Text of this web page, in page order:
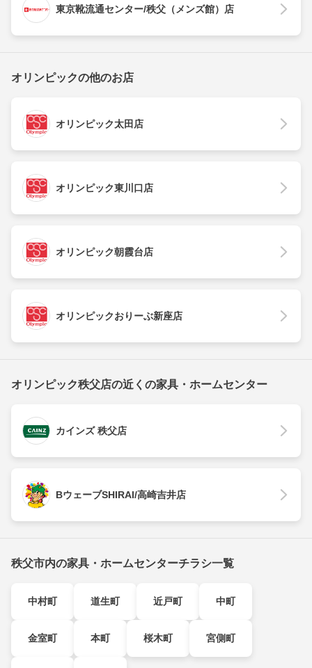
東京靴流通センター/秩父（メンズ館）店
オリンピックの他のお店
オリンピック太田店
オリンピック東川口店
オリンピック朝霞台店
オリンピックおりーぶ新座店
オリンピック秩父店の近くの家具・ホームセンター
カインズ 秩父店
BウェーブSHIRAI/高崎吉井店
秩父市内の家具・ホームセンターチラシ一覧
中村町 道生町 近戸町 中町
金室町 本町 桜木町 宮側町